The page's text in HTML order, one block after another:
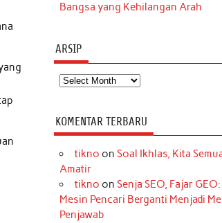
Bangsa yang Kehilangan Arah
ARSIP
Arsip
KOMENTAR TERBARU
tikno on Soal Ikhlas, Kita
Amatir
tikno on Senja SEO, Fajar
Mesin Pencari Berganti Menjadi
Penjawab